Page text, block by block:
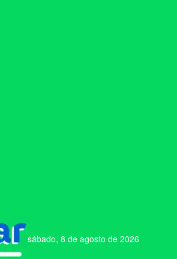
sábado, 8 de agosto de 2026